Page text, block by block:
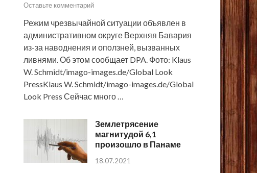
Оставьте комментарий
Режим чрезвычайной ситуации объявлен в
административном округе Верхняя Бавария
из-за наводнения и оползней, вызванных
ливнями. Об этом сообщает DPA. Фото: Klaus
W. Schmidt/imago-images.de/Global Look
PressKlaus W. Schmidt/imago-images.de/Global
Look Press Сейчас много …
Землетрясение
магнитудой 6,1
произошло в Панаме
18.07.2021